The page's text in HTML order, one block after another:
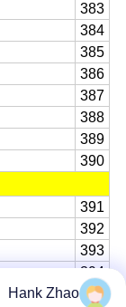
383
384
385
386
387
388
389
390
391
392
393
394
395
Hank Zhao